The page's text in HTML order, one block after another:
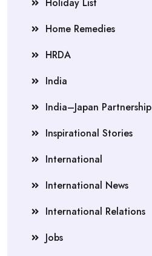
Holiday List
Home Remedies
HRDA
India
India–Japan Partnership
Inspirational Stories
International
International News
International Relations
Jobs